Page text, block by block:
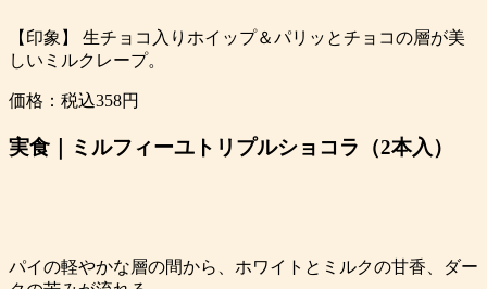
【印象】 生チョコ入りホイップ＆パリッとチョコの層が美
しいミルクレープ。
価格：税込358円
実食｜ミルフィーユトリプルショコラ（2本入）
パイの軽やかな層の間から、ホワイトとミルクの甘香、ダー